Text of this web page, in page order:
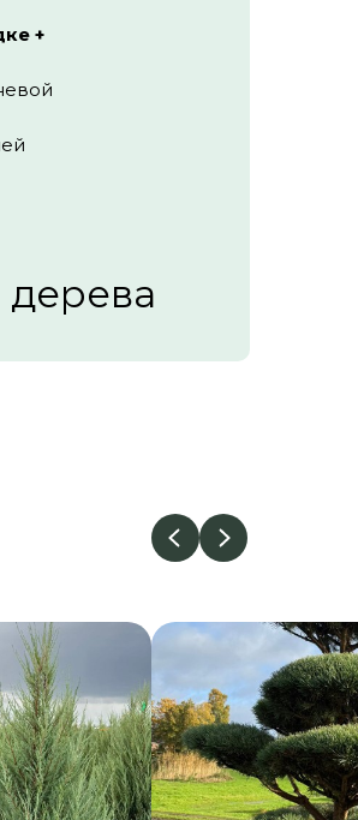
дерева
+